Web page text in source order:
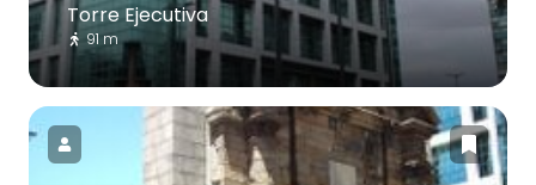
Torre Ejecutiva
91 m